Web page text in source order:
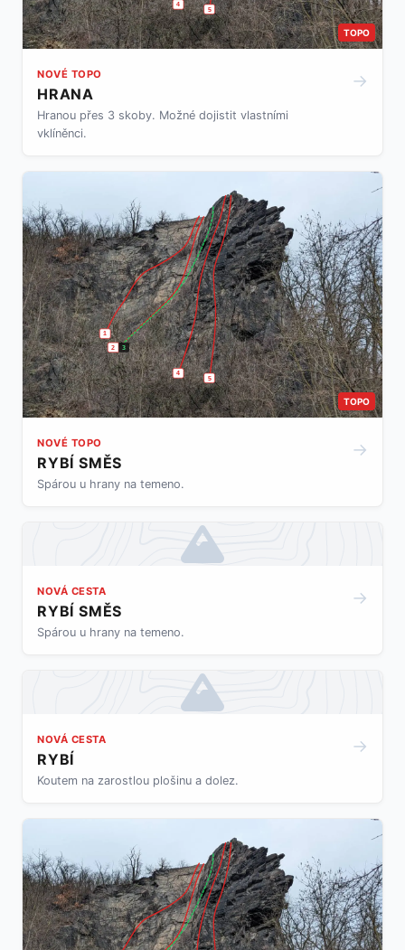
4
5
TOPO
NOVÉ TOPO
HRANA
Hranou přes 3 skoby. Možné dojistit vlastními
vklíněnci.
→
1
2 3
4
5
TOPO
NOVÉ TOPO
RYBÍ SMĚS
Spárou u hrany na temeno.
→
NOVÁ CESTA
RYBÍ SMĚS
Spárou u hrany na temeno.
→
NOVÁ CESTA
RYBÍ
Koutem na zarostlou plošinu a dolez.
→